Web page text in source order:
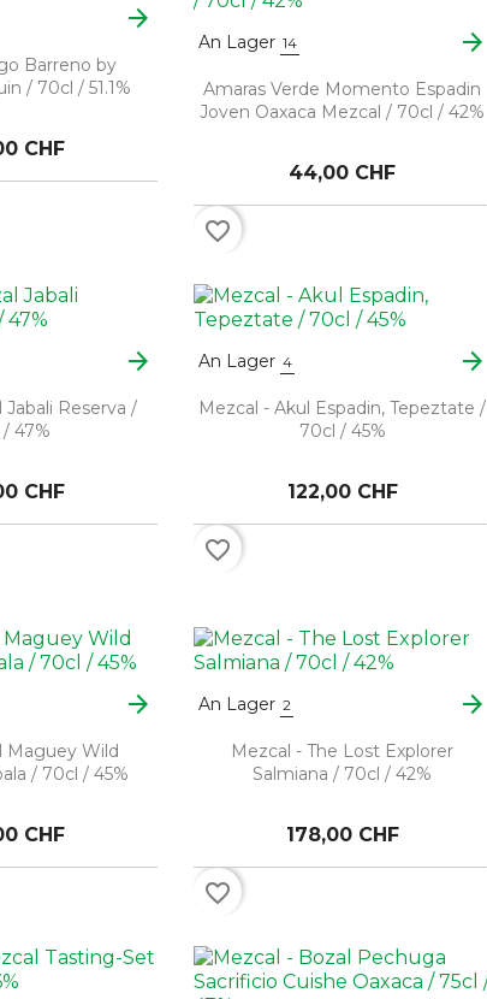
arrow_forward
Barreno by
/ 70cl / 51.1%
CHF
An Lager 14 arrow_forward
Amaras Verde Momento Espadin
Joven Oaxaca Mezcal / 70cl / 42%
44,00 CHF
favorite_border
arrow_forward
Jabali Reserva /
/ 47%
CHF
An Lager 4 arrow_forward
Mezcal - Akul Espadin, Tepeztate /
70cl / 45%
122,00 CHF
favorite_border
arrow_forward
Maguey Wild
/ 70cl / 45%
CHF
An Lager 2 arrow_forward
Mezcal - The Lost Explorer
Salmiana / 70cl / 42%
178,00 CHF
favorite_border